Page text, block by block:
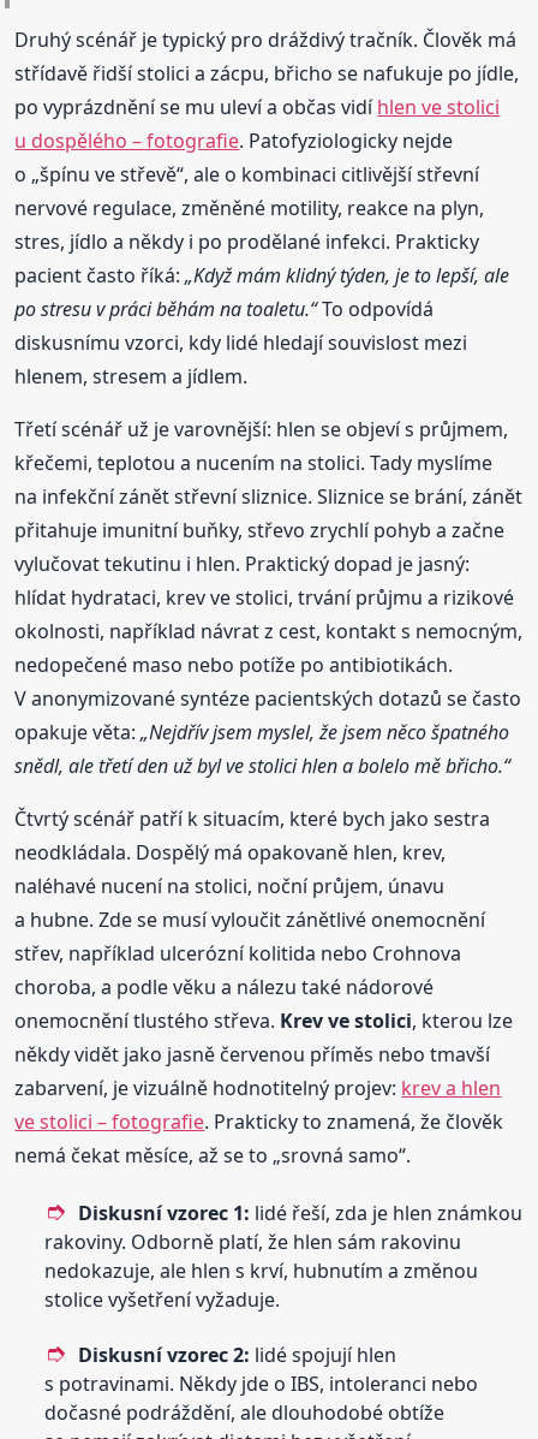
Druhý scénář je typický pro dráždivý tračník. Člověk má
střídavě řidší stolici a zácpu, břicho se nafukuje po jídle,
po vyprázdnění se mu uleví a občas vidíhlen ve stolici
u dospělého – fotografie. Patofyziologicky nejde
o „špínu ve střevě“, ale o kombinaci citlivější střevní
nervové regulace, změněné motility, reakce na plyn,
stres, jídlo a někdy i po prodělané infekci. Prakticky
pacient často říká:„Když mám klidný týden, je to lepší, ale
po stresu v práci běhám na toaletu.“To odpovídá
diskusnímu vzorci, kdy lidé hledají souvislost mezi
hlenem, stresem a jídlem.
Třetí scénář už je varovnější: hlen se objeví s průjmem,
křečemi, teplotou a nucením na stolici. Tady myslíme
na infekční zánět střevní sliznice. Sliznice se brání, zánět
přitahuje imunitní buňky, střevo zrychlí pohyb a začne
vylučovat tekutinu i hlen. Praktický dopad je jasný:
hlídat hydrataci, krev ve stolici, trvání průjmu a rizikové
okolnosti, například návrat z cest, kontakt s nemocným,
nedopečené maso nebo potíže po antibiotikách.
V anonymizované syntéze pacientských dotazů se často
opakuje věta:„Nejdřív jsem myslel, že jsem něco špatného
snědl, ale třetí den už byl ve stolici hlen a bolelo mě břicho.“
Čtvrtý scénář patří k situacím, které bych jako sestra
neodkládala. Dospělý má opakovaně hlen, krev,
naléhavé nucení na stolici, noční průjem, únavu
a hubne. Zde se musí vyloučit zánětlivé onemocnění
střev, například ulcerózní kolitida nebo Crohnova
choroba, a podle věku a nálezu také nádorové
onemocnění tlustého střeva. Krev ve stolici, kterou lze
někdy vidět jako jasně červenou příměs nebo tmavší
zabarvení, je vizuálně hodnotitelný projev: krev a hlen
ve stolici – fotografie. Prakticky to znamená, že člověk
nemá čekat měsíce, až se to „srovná samo“.
Diskusní vzorec 1: lidé řeší, zda je hlen známkou
rakoviny. Odborně platí, že hlen sám rakovinu
nedokazuje, ale hlen s krví, hubnutím a změnou
stolice vyšetření vyžaduje.
Diskusní vzorec 2: lidé spojují hlen
s potravinami. Někdy jde o IBS, intoleranci nebo
dočasné podráždění, ale dlouhodobé obtíže